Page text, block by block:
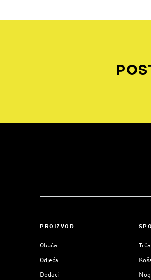
PROIZVODI
Obuća
Odjeća
Dodaci